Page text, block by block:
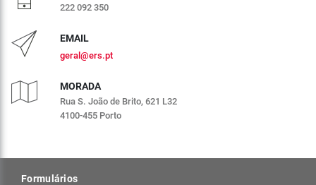
222 092 350
EMAIL
geral@ers.pt
MORADA
Rua S. João de Brito, 621 L32
4100-455 Porto
Formulários